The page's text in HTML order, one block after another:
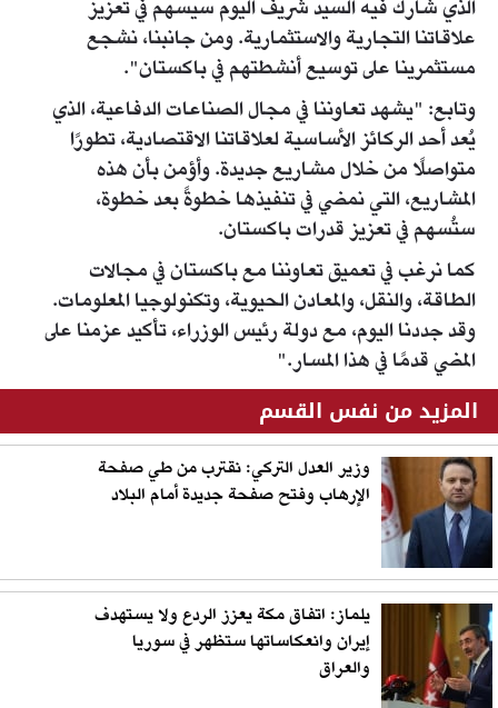
الذي شارك فيه السيد شريف اليوم سيسهم في تعزيز
علاقاتنا التجارية والاستثمارية. ومن جانبنا، نشجع
مستثمرينا على توسيع أنشطتهم في باكستان".
وتابع: "يشهد تعاوننا في مجال الصناعات الدفاعية، الذي
يُعد أحد الركائز الأساسية لعلاقاتنا الاقتصادية، تطورًا
متواصلًا من خلال مشاريع جديدة. وأؤمن بأن هذه
المشاريع، التي نمضي في تنفيذها خطوةً بعد خطوة،
ستُسهم في تعزيز قدرات باكستان.
كما نرغب في تعميق تعاوننا مع باكستان في مجالات
الطاقة، والنقل، والمعادن الحيوية، وتكنولوجيا المعلومات.
وقد جددنا اليوم، مع دولة رئيس الوزراء، تأكيد عزمنا على
المضي قدمًا في هذا المسار."
المزيد من نفس القسم
وزير العدل التركي: نقترب من طي صفحة
الإرهاب وفتح صفحة جديدة أمام البلاد
يلماز: اتفاق مكة يعزز الردع ولا يستهدف
إيران وانعكاساتها ستظهر في سوريا
والعراق